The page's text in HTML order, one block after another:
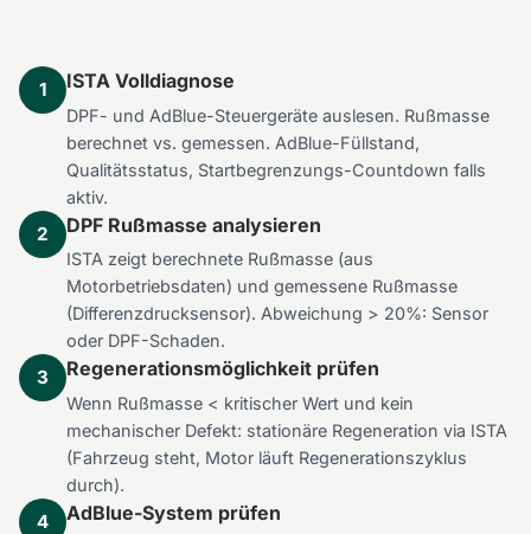
1 ISTA Volldiagnose
DPF- und AdBlue-Steuergeräte auslesen. Rußmasse
berechnet vs. gemessen. AdBlue-Füllstand,
Qualitätsstatus, Startbegrenzungs-Countdown falls
aktiv.
2 DPF Rußmasse analysieren
ISTA zeigt berechnete Rußmasse (aus
Motorbetriebsdaten) und gemessene Rußmasse
(Differenzdrucksensor). Abweichung > 20%: Sensor
oder DPF-Schaden.
3 Regenerationsmöglichkeit prüfen
Wenn Rußmasse < kritischer Wert und kein
mechanischer Defekt: stationäre Regeneration via ISTA
(Fahrzeug steht, Motor läuft Regenerationszyklus
durch).
4 AdBlue-System prüfen